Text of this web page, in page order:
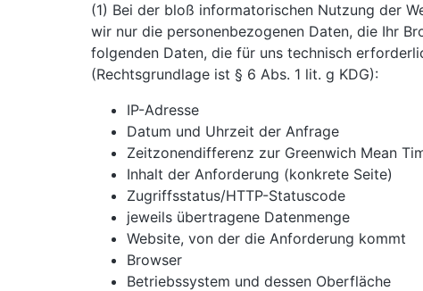
(1) Bei der bloß informatorischen Nutzung der
wir nur die personenbezogenen Daten, die Ihr
folgenden Daten, die für uns technisch
(Rechtsgrundlage ist § 6 Abs. 1 lit. g KDG):
IP-Adresse
Datum und Uhrzeit der Anfrage
Zeitzonendifferenz zur Greenwich Mean
Inhalt der Anforderung (konkrete Seite)
Zugriffsstatus/HTTP-Statuscode
jeweils übertragene Datenmenge
Website, von der die Anforderung kommt
Browser
Betriebssystem und dessen Oberfläche